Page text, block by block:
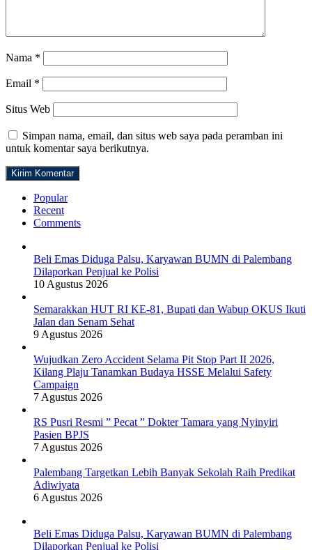
Nama *
Email *
Situs Web
Simpan nama, email, dan situs web saya pada peramban ini
untuk komentar saya berikutnya.
Popular
Recent
Comments
Beli Emas Diduga Palsu, Karyawan BUMN di Palembang
Dilaporkan Penjual ke Polisi
10 Agustus 2026
Semarakkan HUT RI KE-81, Bupati dan Wabup OKUS Ikuti
Jalan dan Senam Sehat
9 Agustus 2026
Wujudkan Zero Accident Selama Pit Stop Part II 2026,
Kilang Plaju Tanamkan Budaya HSSE Melalui Safety
Campaign
7 Agustus 2026
RS Pusri Resmi ” Pecat ” Dokter Tamara yang Nyinyiri
Pasien BPJS
7 Agustus 2026
Palembang Targetkan Lebih Banyak Sekolah Raih Predikat
Adiwiyata
6 Agustus 2026
Beli Emas Diduga Palsu, Karyawan BUMN di Palembang
Dilaporkan Penjual ke Polisi